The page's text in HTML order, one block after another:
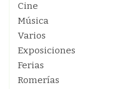
Cine
Música
Varios
Exposiciones
Ferias
Romerías